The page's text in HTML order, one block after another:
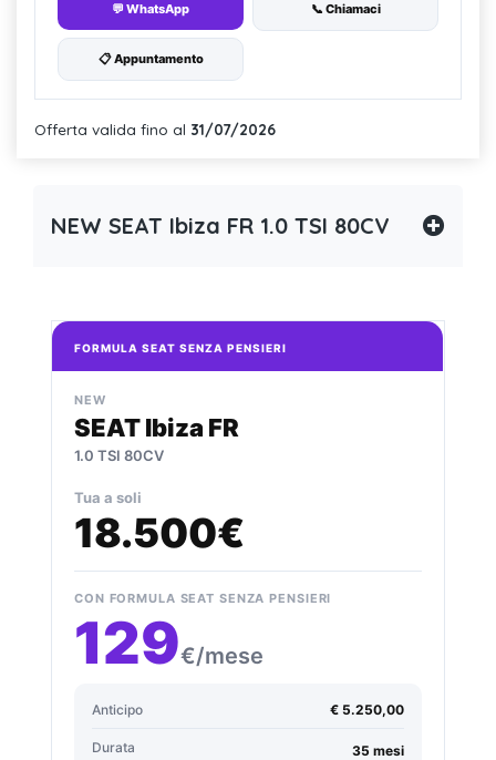
💬 WhatsApp 📞 Chiamaci
📋 Appuntamento
Offerta valida fino al 31/07/2026
NEW SEAT Ibiza FR 1.0 TSI 80CV
FORMULA SEAT SENZA PENSIERI
NEW
SEAT Ibiza FR
1.0 TSI 80CV
Tua a soli
18.500€
CON FORMULA SEAT SENZA PENSIERI
129€/mese
Anticipo € 5.250,00
Durata 35 mesi